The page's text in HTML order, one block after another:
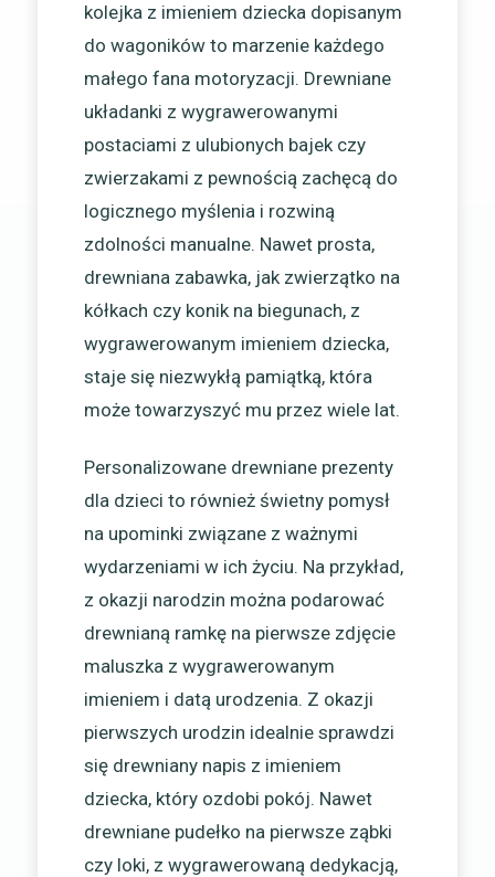
kolejka z imieniem dziecka dopisanym
do wagoników to marzenie każdego
małego fana motoryzacji. Drewniane
układanki z wygrawerowanymi
postaciami z ulubionych bajek czy
zwierzakami z pewnością zachęcą do
logicznego myślenia i rozwiną
zdolności manualne. Nawet prosta,
drewniana zabawka, jak zwierzątko na
kółkach czy konik na biegunach, z
wygrawerowanym imieniem dziecka,
staje się niezwykłą pamiątką, która
może towarzyszyć mu przez wiele lat.
Personalizowane drewniane prezenty
dla dzieci to również świetny pomysł
na upominki związane z ważnymi
wydarzeniami w ich życiu. Na przykład,
z okazji narodzin można podarować
drewnianą ramkę na pierwsze zdjęcie
maluszka z wygrawerowanym
imieniem i datą urodzenia. Z okazji
pierwszych urodzin idealnie sprawdzi
się drewniany napis z imieniem
dziecka, który ozdobi pokój. Nawet
drewniane pudełko na pierwsze ząbki
czy loki, z wygrawerowaną dedykacją,